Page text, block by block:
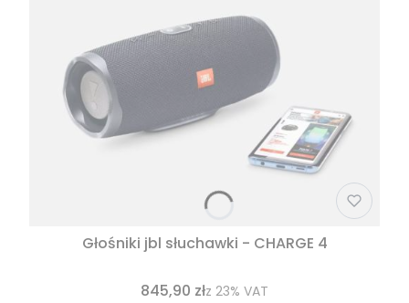
Głośniki jbl słuchawki - CHARGE 4
845,90 złz 23% VAT